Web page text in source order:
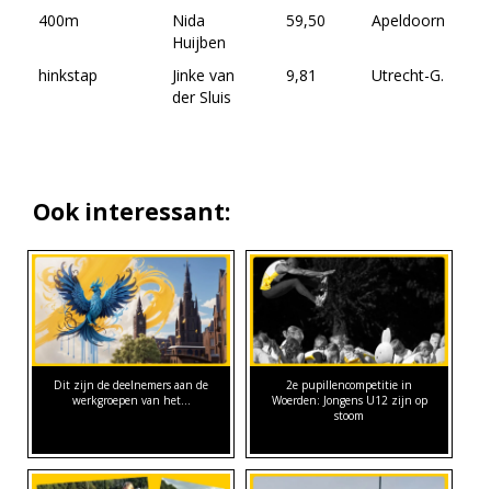
400m
Nida
Huijben
59,50 Apeldoorn
hinkstap
Jinke van
der Sluis
9,81 Utrecht-G.
Ook interessant:
Dit zijn de deelnemers aan de
werkgroepen van het…
2e pupillencompetitie in
Woerden: Jongens U12 zijn op
stoom